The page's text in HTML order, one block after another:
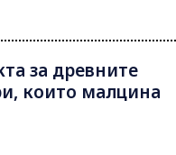
за древните
които малцина